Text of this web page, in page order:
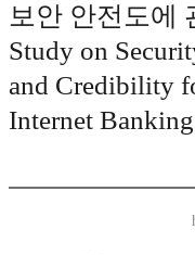
보안 안전도에
Study on
and Credibility
Internet